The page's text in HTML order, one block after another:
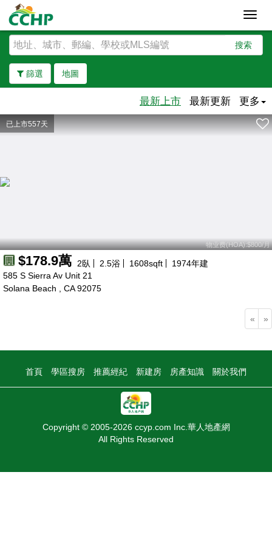
搜索
篩選 地圖
去除邊界
最新上市 最新更新 更多
已上市557天
物业费(HOA):$800/月
$178.9萬 2臥 2.5浴 1608sqft 1974年建
585 S Sierra Av Unit 21
Solana Beach , CA 92075
« »
首頁 學區搜房 推薦經紀 新建房 房產知識 關於我們
Copyright © 2005-2026 ccyp.com Inc.華人地產網
All Rights Reserved